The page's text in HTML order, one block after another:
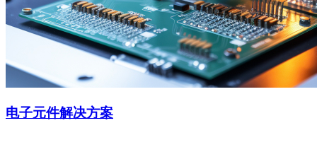
电子元件解决方案